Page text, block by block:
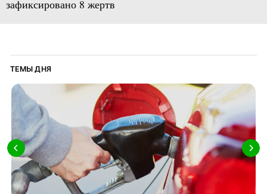
зафиксировано 8 жертв
ТЕМЫ ДНЯ